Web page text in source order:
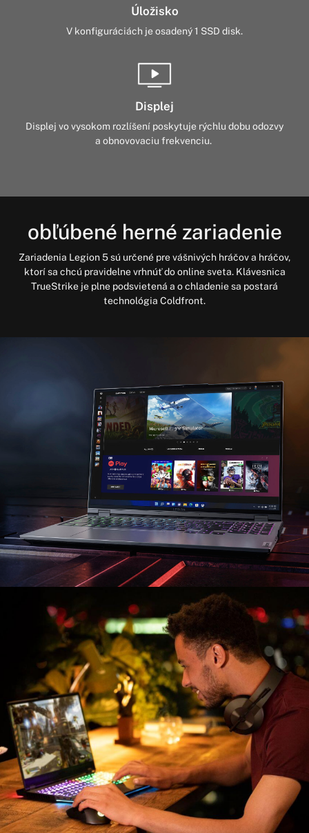
Úložisko
V konfiguráciách je osadený 1 SSD disk.
Displej
Displej vo vysokom rozlíšení poskytuje rýchlu dobu odozvy
a obnovovaciu frekvenciu.
obľúbené herné zariadenie
Zariadenia Legion 5 sú určené pre vášnivých hráčov a hráčov,
ktorí sa chcú pravidelne vrhnúť do online sveta. Klávesnica
TrueStrike je plne podsvietená a o chladenie sa postará
technológia Coldfront.